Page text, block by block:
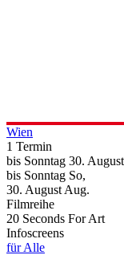
Wien
1 Termin
bis Sonntag 30. August
bis Sonntag So,
30. August Aug.
Filmreihe
20 Seconds For Art
Infoscreens
für Alle